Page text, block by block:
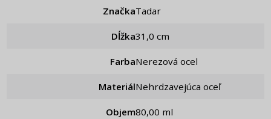
Značka Tadar
Dĺžka 31,0 cm
Farba Nerezová ocel
Materiál Nehrdzavejúca oceľ
Objem 80,00 ml